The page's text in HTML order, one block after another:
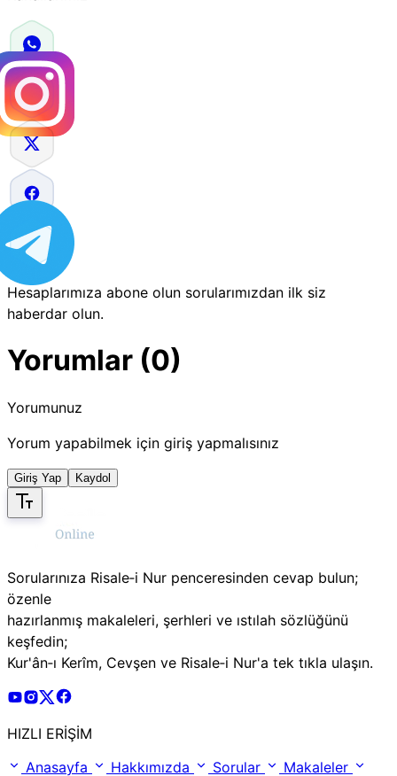
Hesaplarımıza abone olun sorularımızdan ilk siz
haberdar olun.
Yorumlar (0)
Yorumunuz
Yorum yapabilmek için giriş yapmalısınız
Giriş Yap Kaydol
Sorularınıza Risale‑i Nur penceresinden cevap bulun;
özenle
hazırlanmış makaleleri, şerhleri ve ıstılah sözlüğünü
keşfedin;
Kur'ân‑ı Kerîm, Cevşen ve Risale‑i Nur'a tek tıkla ulaşın.
Risale Online Youtube Hesabı
Risale Online Instagram Hesabı
Risale Online X Hesabı
HIZLI ERİŞİM
Anasayfa
Hakkımızda Sorular
Makaleler